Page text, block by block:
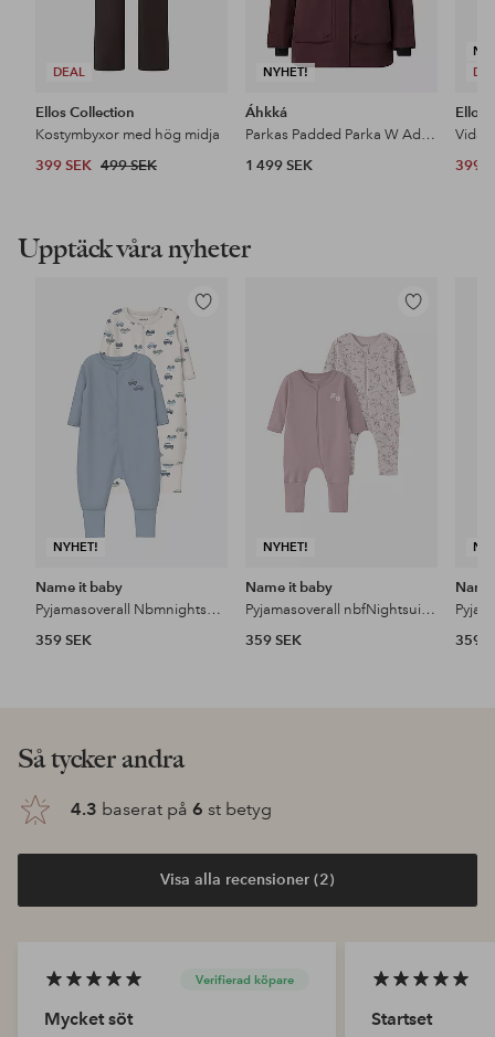
DEAL
Ellos Collection
Kostymbyxor med hög midja
399 SEK 499 SEK
NYHET!
Áhkká
Parkas Padded Parka W Adjustable Waist
1 499 SEK
Ellos
399
Upptäck våra nyheter
NYHET!
Lägg
i
favoriter
Name it baby
Pyjamasoverall Nbmnightsuit 2P Zip FF Car 2-pack
359 SEK
NYHET!
Lägg
i
favoriter
Name it baby
Pyjamasoverall nbfNightsuit Zip FF Violetflower 2-pack
359 SEK
359
Så tycker andra
4.3 baserat på 6 st betyg
Visa alla recensioner (2)
Verifierad köpare
Mycket söt Startset